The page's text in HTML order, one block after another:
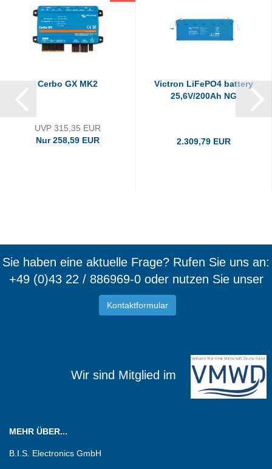
Cerbo GX MK2
UVP 315,35 EUR
Nur 258,59 EUR
Victron LiFePO4 battery
25,6V/200Ah NG
2.309,79 EUR
Sie haben eine aktuelle Frage? Rufen Sie uns an:
+49 (0)43 22 / 886969-0 oder nutzen Sie unser
Kontaktformular
Wir sind Mitglied im
MEHR ÜBER...
B.I.S. Electronics GmbH